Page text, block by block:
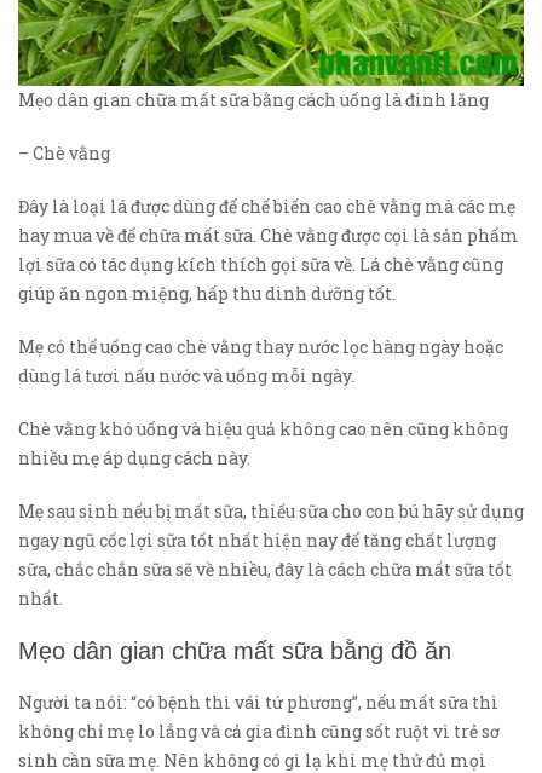
Mẹo dân gian chữa mất sữa bằng cách uống là đinh lăng
– Chè vằng
Đây là loại lá được dùng để chế biến cao chè vằng mà các mẹ
hay mua về để chữa mất sữa. Chè vằng được cọi là sản phẩm
lợi sữa có tác dụng kích thích gọi sữa về. Lá chè vằng cũng
giúp ăn ngon miệng, hấp thu dinh dưỡng tốt.
Mẹ có thể uống cao chè vằng thay nước lọc hàng ngày hoặc
dùng lá tươi nấu nước và uống mỗi ngày.
Chè vằng khó uống và hiệu quả không cao nên cũng không
nhiều mẹ áp dụng cách này.
Mẹ sau sinh nếu bị mất sữa, thiếu sữa cho con bú hãy sử dụng
ngay ngũ cốc lợi sữa tốt nhất hiện nay để tăng chất lượng
sữa, chắc chắn sữa sẽ về nhiều, đây là cách chữa mất sữa tốt
nhất.
Mẹo dân gian chữa mất sữa bằng đồ ăn
Người ta nói: “có bệnh thì vái tứ phương”, nếu mất sữa thì
không chỉ mẹ lo lắng và cả gia đình cũng sốt ruột vì trẻ sơ
sinh cần sữa mẹ. Nên không có gì lạ khi mẹ thử đủ mọi